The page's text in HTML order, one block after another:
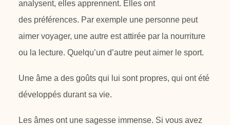
analysent, elles apprennent. Elles ont
des préférences. Par exemple une personne peut
aimer voyager, une autre estattirée par la nourriture
ou la lecture. Quelqu’un d’autre peut aimer le sport.
Une âme a des goûts qui lui sont propres, qui ont été
développés durant sa vie.
Les âmes ont une sagesse immense. Si vous avez